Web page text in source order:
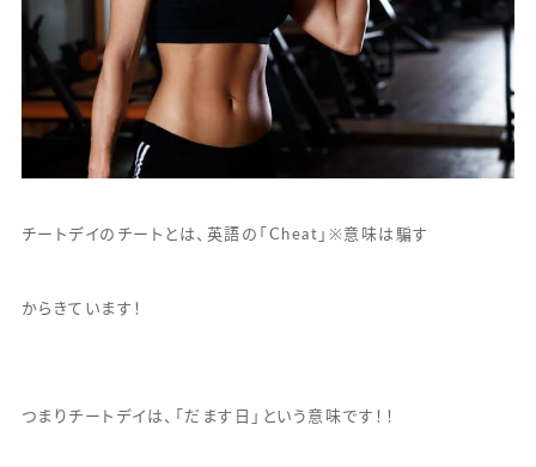
チートデイのチートとは、英語の「Cheat」※意味は騙す
からきています！
つまりチートデイは、「だます日」という意味です！！